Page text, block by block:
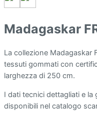
Madagaskar
La collezione Madagaskar
tessuti gommati con
larghezza di 250 cm.
I dati tecnici dettagliati e
disponibili nel catalogo